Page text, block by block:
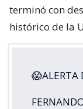
terminó con
histórico de la
😱ALERTA